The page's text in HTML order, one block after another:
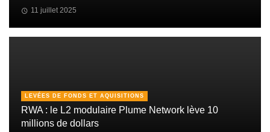
11 juillet 2025
LEVÉES DE FONDS ET AQUISITIONS
RWA : le L2 modulaire Plume Network lève 10
millions de dollars